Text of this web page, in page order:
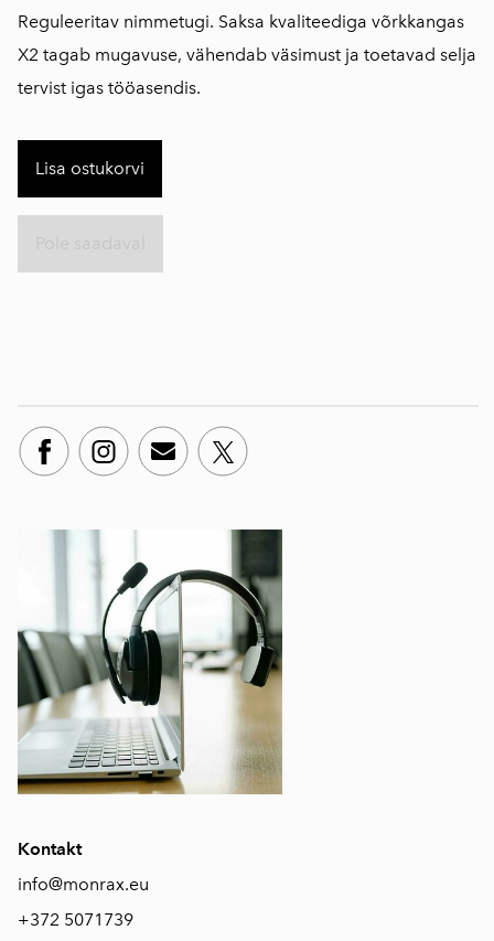
Reguleeritav nimmetugi. Saksa kvaliteediga võrkkangas
X2 tagab mugavuse, vähendab väsimust ja toetavad selja
tervist igas tööasendis.
Lisa ostukorvi
Kontakt
info@monrax.eu
+372 5071739